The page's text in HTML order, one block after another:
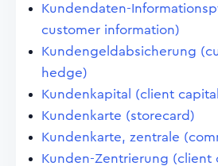
Kundendaten-
customer information)
Kundengeldabsicherung
hedge)
Kundenkapital (client
Kundenkarte (storecard)
Kundenkarte, zentrale
Kunden-Zentrierung (client